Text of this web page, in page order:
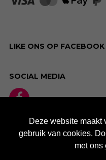
LIKE ONS OP FACEBOOK
SOCIAL MEDIA
Deze website maakt
gebruik van cookies.
met ons